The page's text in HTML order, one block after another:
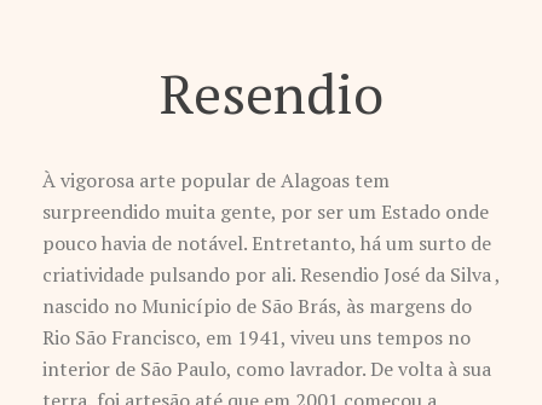
Resendio
À vigorosa arte popular de Alagoas tem
surpreendido muita gente, por ser um Estado onde
pouco havia de notável. Entretanto, há um surto de
criatividade pulsando por ali. Resendio José da Silva ,
nascido no Município de São Brás, às margens do
Rio São Francisco, em 1941, viveu uns tempos no
interior de São Paulo, como lavrador. De volta à sua